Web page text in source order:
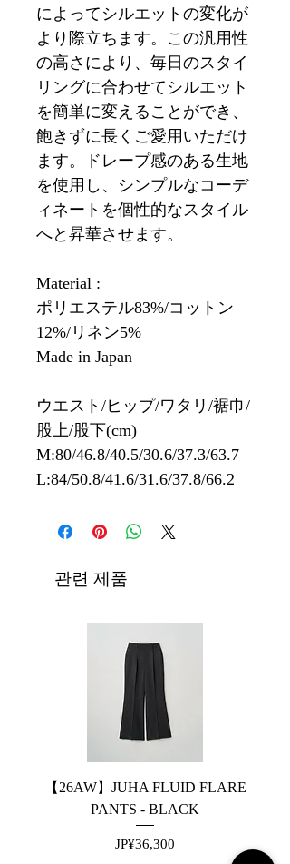
によってシルエットの変化が
より際立ちます。この汎用性
の高さにより、毎日のスタイ
リングに合わせてシルエット
を簡単に変えることができ、
飽きずに長くご愛用いただけ
ます。ドレープ感のある生地
を使用し、シンプルなコーデ
ィネートを個性的なスタイル
へと昇華させます。
Material :
ポリエステル83%/コットン
12%/リネン5%
Made in Japan
ウエスト/ヒップ/ワタリ/裾巾/
股上/股下(cm)
M:80/46.8/40.5/30.6/37.3/63.7
L:84/50.8/41.6/31.6/37.8/66.2
관련 제품
【26AW】JUHA FLUID FLARE
PANTS - BLACK
가격
JP¥36,300